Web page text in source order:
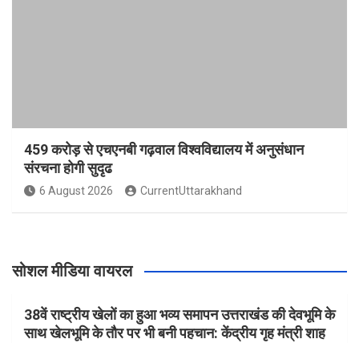
459 करोड़ से एचएनबी गढ़वाल विश्वविद्यालय में अनुसंधान
संरचना होगी सुदृढ
6 August 2026 CurrentUttarakhand
सोशल मीडिया वायरल
38वें राष्ट्रीय खेलों का हुआ भव्य समापन उत्तराखंड की देवभूमि के
साथ खेलभूमि के तौर पर भी बनी पहचान: केंद्रीय गृह मंत्री शाह